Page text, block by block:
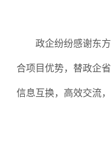
政企纷纷感谢东方
合项目优势，替政企
信息互换，高效交流